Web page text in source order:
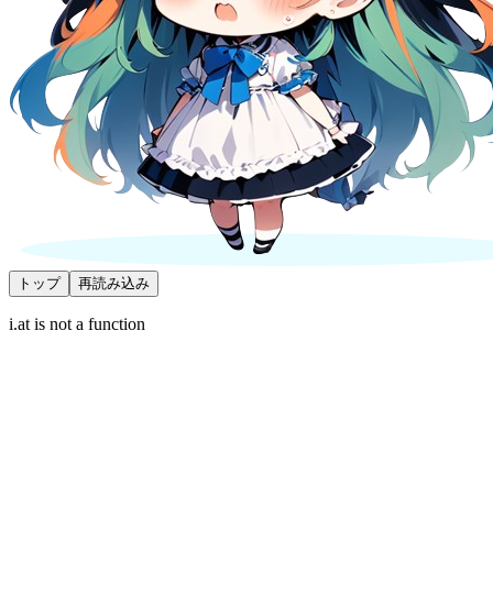
トップ 再読み込み
i.at is not a function